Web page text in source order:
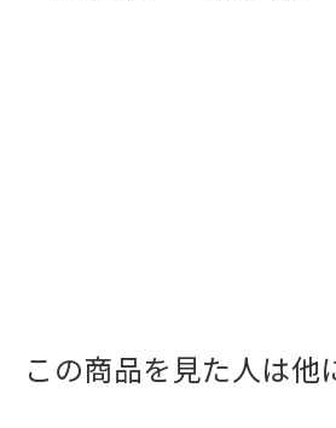
この商品を見た人は他